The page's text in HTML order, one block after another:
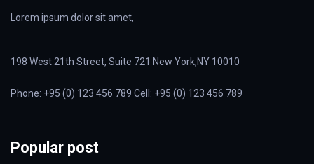
Lorem ipsum dolor sit amet,
198 West 21th Street, Suite 721 New York,NY 10010
Phone: +95 (0) 123 456 789 Cell: +95 (0) 123 456 789
Popular post